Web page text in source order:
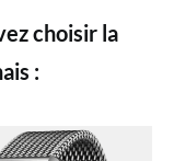
choisir la
: